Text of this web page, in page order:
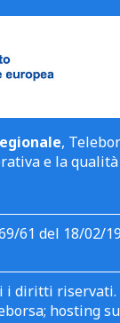
,
e la
61 del 18/02/
i diritti
hosting